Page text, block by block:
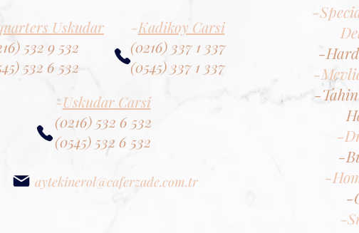
Uskudar
532 9 532
532 6 532
-Kadikoy Carsi
(0216) 337 1 337
(0545) 337 1 337
-Uskudar Carsi
(0216) 532 6 532
(0545) 532 6 532
aytekinerol@caferzade.com.tr
-
-
-
-
-
-
-
-
-